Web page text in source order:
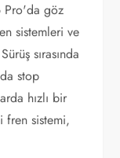
Pro'da göz
sistemleri ve
sırasında
stop
hızlı bir
fren sistemi,